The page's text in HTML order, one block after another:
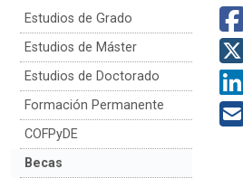
Estudios de Grado
Estudios de Máster
Estudios de Doctorado
Formación Permanente
COFPyDE
Becas